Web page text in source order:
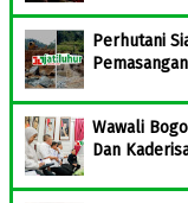
Perhutani
Wawali
Dan